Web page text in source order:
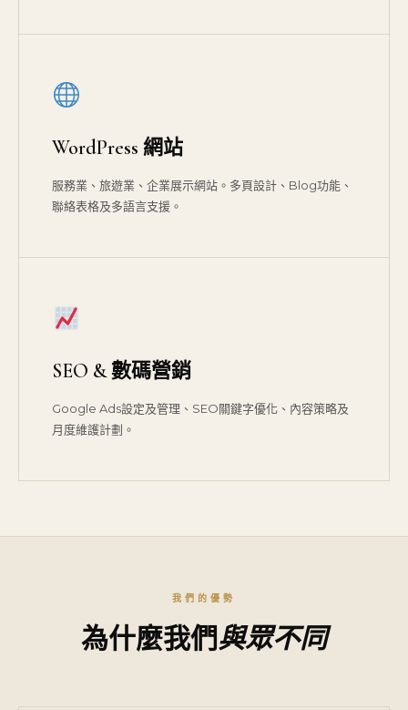
WordPress 網站
服務業、旅遊業、企業展示網站。多頁設計、Blog功能、
聯絡表格及多語言支援。
SEO & 數碼營銷
Google Ads設定及管理、SEO關鍵字優化、內容策略及
月度維護計劃。
我們的優勢
為什麼我們與眾不同